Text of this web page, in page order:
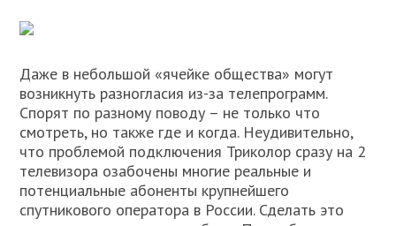
Даже в небольшой «ячейке общества» могут
возникнуть разногласия из-за телепрограмм.
Спорят по разному поводу – не только что
смотреть, но также где и когда. Неудивительно,
что проблемой подключения Триколор сразу на 2
телевизора озабочены многие реальные и
потенциальные абоненты крупнейшего
спутникового оператора в России. Сделать это